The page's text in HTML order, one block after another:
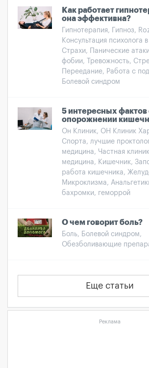
Как работает
она эффективна?
Гипнотерапия, Гипноз,
Консультация психолога
Страхи, Панические
фобии, Тревожность,
Переедание, Работа с
Болевой синдром
5 интересных фактов
опорожнении
Он Клиник, ОН Клиник
Спорта, лучшие
медицина, Частная
медицина, Кишечник,
работа кишечника,
Микроклизма,
бахромки, геморрой
О чем говорит боль?
Боль, Болевой синдром,
Обезболивающие
Еще статьи
Реклама